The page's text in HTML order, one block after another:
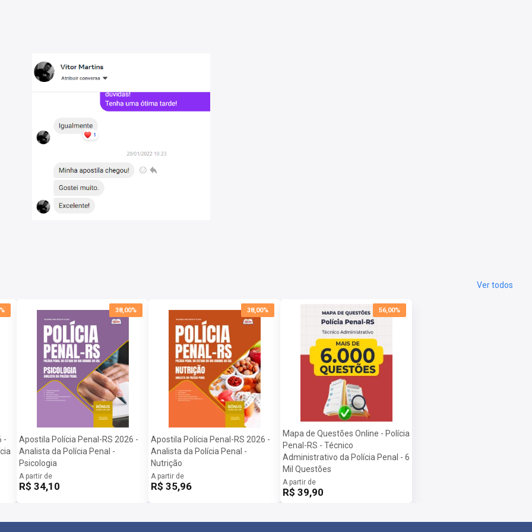
Sul - 2026:
Ver todos
-
38,00%
Apostila Polícia Penal-RS 2026 -
Analista da Polícia Penal -
Psicologia
A partir de
R$ 34,10
38,00%
Apostila Polícia Penal-RS 2026 -
Analista da Polícia Penal -
Nutrição
A partir de
R$ 35,96
56,00%
Mapa de Questões Online - Polícia
Penal-RS - Técnico
Administrativo da Polícia Penal - 6
Mil Questões
A partir de
R$ 39,90